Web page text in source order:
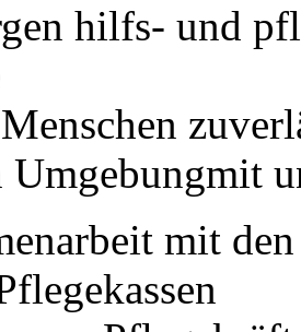
hilfs- und
Umgebungmit
mit